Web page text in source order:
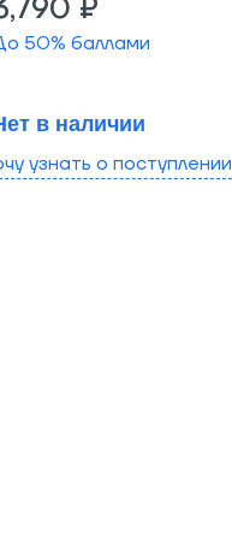
₽
50% баллами
в наличии
узнать о поступлении